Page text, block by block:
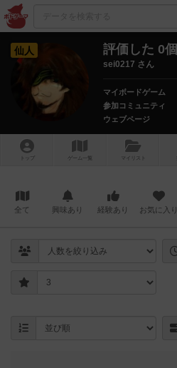
仙人 評価した 0個
sei0217 さん
マイボードゲーム
参加コミュニティ
ウェブページ
トップ ゲーム一覧 マイリスト
全て 興味あり 経験あり お気に入り